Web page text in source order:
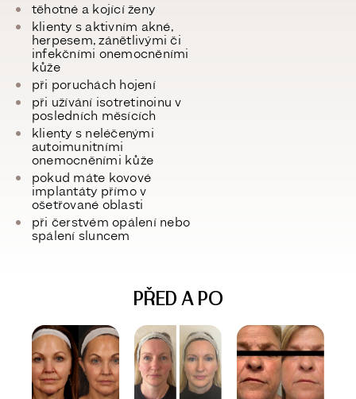
těhotné a kojící ženy
klienty s aktivním akné,
herpesem, zánětlivými či
infekčními onemocněními
kůže
při poruchách hojení
při užívání isotretinoinu v
posledních měsících
klienty s neléčenými
autoimunitními
onemocněními kůže
pokud máte kovové
implantáty přímo v
ošetřované oblasti
při čerstvém opálení nebo
spálení sluncem
PŘED A PO